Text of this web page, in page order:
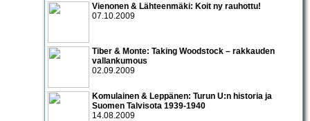
Vienonen & Lähteenmäki: Koit ny rauhottu!
07.10.2009
Tiber & Monte: Taking Woodstock – rakkauden
vallankumous
02.09.2009
Komulainen & Leppänen: Turun U:n historia ja
Suomen Talvisota 1939-1940
14.08.2009